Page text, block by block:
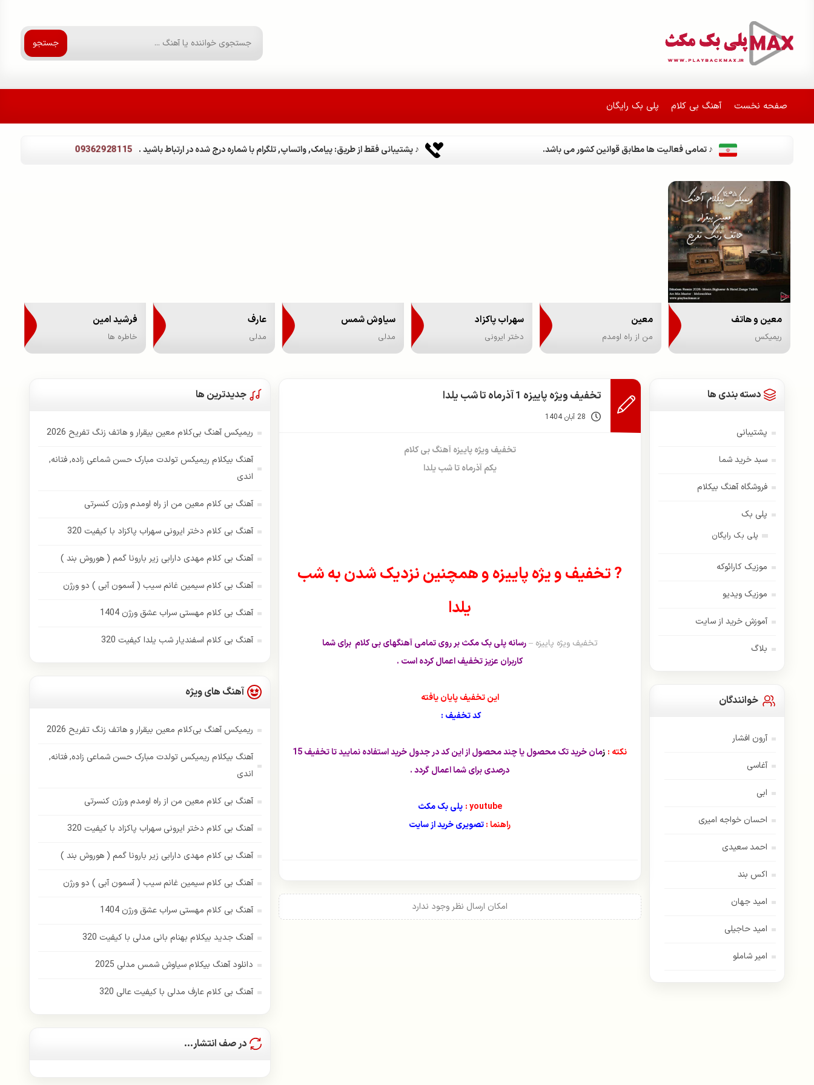
جستجو
صفحه نخست آهنگ بی کلام پلی بک رایگان
♪ تمامی فعالیت ها مطابق قوانین کشور می باشد. ♪ پشتیبانی فقط از طریق: پیامک, واتساپ, تلگرام با شماره درج شده در ارتباط باشید . 09362928115
معین و هاتف
ریمیکس
معین
من از راه اومدم
سهراب پاکزاد
دختر ایرونی
سیاوش شمس
مدلی
عارف
مدلی
فرشید امین
خاطره ها
تخفیف ویژه پاییزه 1 آذرماه تا شب یلدا
28 آبان 1404
تخفیف ویژه پاییزه آهنگ بی کلام
یکم آذرماه تا شب یلدا
? تخفیف و یژه پاییزه و همچنین نزدیک شدن به شب
یلدا
تخفیف ویژه پاییزه –رسانه پلی بک مکث بر روی تمامی آهنگهای بی کلام برای شما
کاربران عزیز تخفیف اعمال کرده است .
این تخفیف پایان یافته
کد تخفیف :
نکته : ز
مان خرید تک محصول یا چند محصول از این کد در جدول خرید استفاده نمایید تا تخفیف 15
درصدی برای شما اعمال گردد .
youtube : پلی بک مکث
راهنما :تصویری خرید از سایت
امکان ارسال نظر وجود ندارد
دسته بندی ها
پشتیبانی
سبد خرید شما
فروشگاه آهنگ بیکلام
پلی بک
پلی بک رایگان
موزیک کارائوکه
موزیک ویدیو
آموزش خرید از سایت
بلاگ
خوانندگان
آرون افشار
آغاسی
ابی
احسان خواجه امیری
احمد سعیدی
اکس بند
امید جهان
امید حاجیلی
امیر شاملو
جدیدترین ها
ریمیکس آهنگ بی‌کلام معین بیقرار و هاتف زنگ تفریح 2026
آهنگ بیکلام ریمیکس تولدت مبارک حسن شماعی زاده, فتانه,
اندی
آهنگ بی کلام معین من از راه اومدم ورژن کنسرتی
آهنگ بی کلام دختر ایرونی سهراب پاکزاد با کیفیت 320
آهنگ بی کلام مهدی دارابی زیر بارونا گمم ( هوروش بند )
آهنگ بی کلام سیمین غانم سیب ( آسمون آبی ) دو ورژن
آهنگ بی کلام مهستی سراب عشق ورژن 1404
آهنگ بی کلام اسفندیار شب یلدا کیفیت 320
آهنگ های ویژه
ریمیکس آهنگ بی‌کلام معین بیقرار و هاتف زنگ تفریح 2026
آهنگ بیکلام ریمیکس تولدت مبارک حسن شماعی زاده, فتانه,
اندی
آهنگ بی کلام معین من از راه اومدم ورژن کنسرتی
آهنگ بی کلام دختر ایرونی سهراب پاکزاد با کیفیت 320
آهنگ بی کلام مهدی دارابی زیر بارونا گمم ( هوروش بند )
آهنگ بی کلام سیمین غانم سیب ( آسمون آبی ) دو ورژن
آهنگ بی کلام مهستی سراب عشق ورژن 1404
آهنگ جدید بیکلام بهنام بانی مدلی با کیفیت 320
دانلود آهنگ بیکلام سیاوش شمس مدلی 2025
آهنگ بی کلام عارف مدلی با کیفیت عالی 320
در صف انتشار...